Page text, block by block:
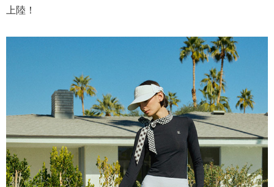
上陸！